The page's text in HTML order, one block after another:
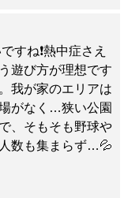
すね❗️熱中症さえ
遊び方が理想です
我が家のエリアは
がなく…狭い公園
、そもそも野球や
数も集まらず…💦